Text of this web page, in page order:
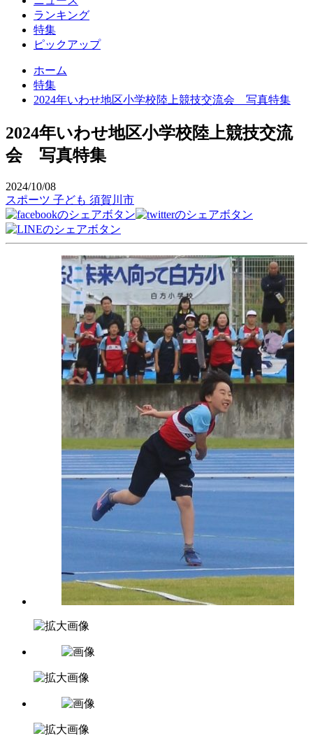
ランキング
特集
ピックアップ
ホーム
特集
2024年いわせ地区小学校陸上競技交流会 写真特集
2024年いわせ地区小学校陸上競技交流
会 写真特集
2024/10/08
スポーツ 子ども 須賀川市